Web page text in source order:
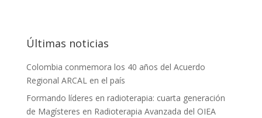
Últimas noticias
Colombia conmemora los 40 años del Acuerdo
Regional ARCAL en el país
Formando líderes en radioterapia: cuarta generación
de Magísteres en Radioterapia Avanzada del OIEA